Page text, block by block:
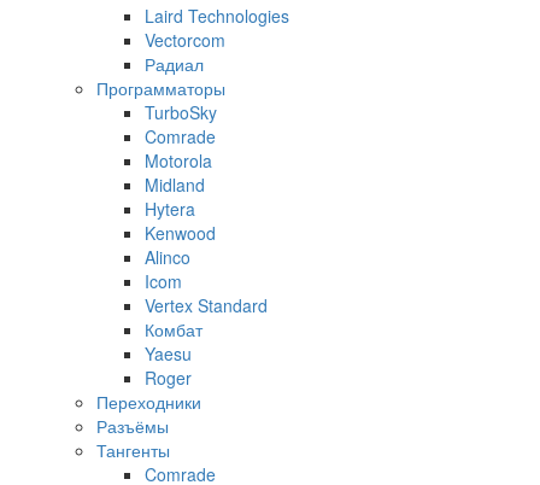
Laird Technologies
Vectorcom
Радиал
Программаторы
TurboSky
Comrade
Motorola
Midland
Hytera
Kenwood
Alinco
Icom
Vertex Standard
Комбат
Yaesu
Roger
Переходники
Разъёмы
Тангенты
Comrade